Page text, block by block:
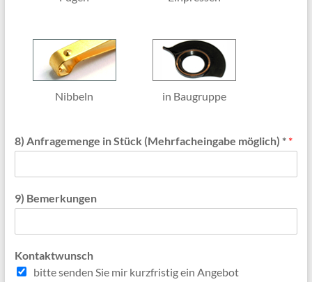
Nibbeln in Baugruppe
8) Anfragemenge in Stück (Mehrfacheingabe möglich) * *
9) Bemerkungen
Kontaktwunsch
bitte senden Sie mir kurzfristig ein Angebot